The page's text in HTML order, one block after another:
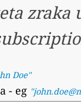
zraka
Doe"
- eg